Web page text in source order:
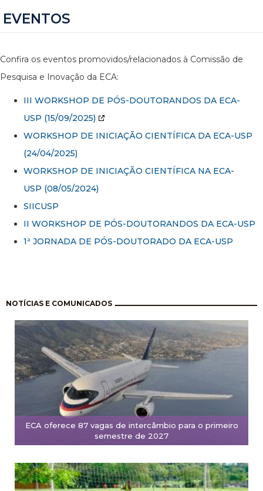
EVENTOS
Confira os eventos promovidos/relacionados à Comissão de
Pesquisa e Inovação da ECA:
III WORKSHOP DE PÓS-DOUTORANDOS DA ECA-
USP (15/09/2025)
WORKSHOP DE INICIAÇÃO CIENTÍFICA DA ECA-USP
(24/04/2025)
WORKSHOP DE INICIAÇÃO CIENTÍFICA NA ECA-
USP (08/05/2024)
SIICUSP
II WORKSHOP DE PÓS-DOUTORANDOS DA ECA-USP
1ª JORNADA DE PÓS-DOUTORADO DA ECA-USP
NOTÍCIAS E COMUNICADOS
ECA oferece 87 vagas de intercâmbio para o primeiro
semestre de 2027
Paginação